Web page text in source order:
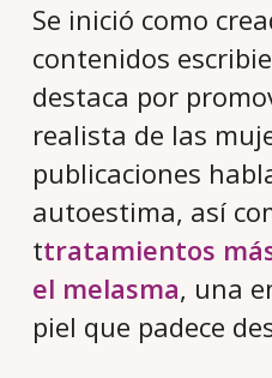
Se inició como
contenidos
destaca por
realista de las
publicaciones
autoestima, así
ttratamientos
el melasma, una
piel que padece